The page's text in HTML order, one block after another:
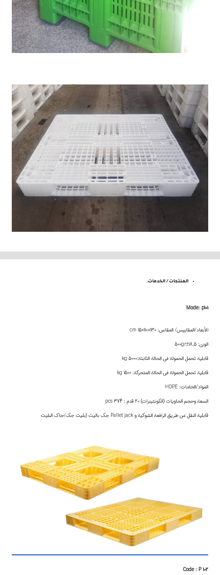
المنتجات / الخدمات:
Mode: p101
الأبعاد/المقاييس/ المقاس: 130×110×15 cm
الوزن: 18.5±500gr
قابلية تحمل الحمولة في الحالة الثابتة:5000 kg
قابلية تحمل الحمولة في الحالة المتحركة: 1500 kg
المواد/الخامات: HDPE
السعة وحجم الحاويات (الكونتينرات) 20 قدم : 374 pcs
قابلية النقل عن طريق الرافعة الشوكية و Pallet jack جك باليت (بليت جك/جاك البليت
Code : P 102